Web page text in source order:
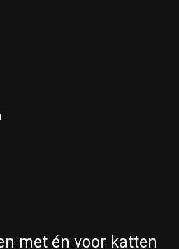
met én voor katten